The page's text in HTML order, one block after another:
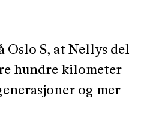
Oslo S, at Nellys del
hundre kilometer
og mer